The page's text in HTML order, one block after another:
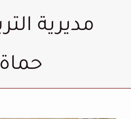
مديرية
حماة